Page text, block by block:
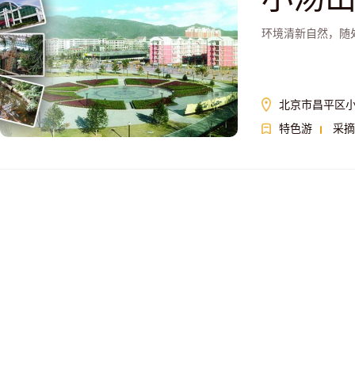
环境清新自然，随
北京市昌平区
特色游
采摘